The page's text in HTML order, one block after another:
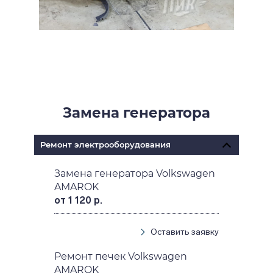
Замена генератора
Ремонт электрооборудования
Замена генератора Volkswagen
AMAROK
от 1 120 р.
Оставить заявку
Ремонт печек Volkswagen
AMAROK